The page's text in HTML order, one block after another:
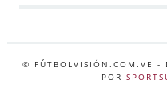
© FÚTBOLVISIÓN.COM.VE -
POR